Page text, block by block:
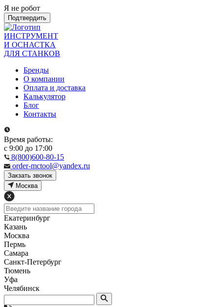
Я не робот
Подтвердить
ИНСТРУМЕНТ
И ОСНАСТКА
ДЛЯ СТАНКОВ
Бренды
О компании
Оплата и доставка
Калькулятор
Блог
Контакты
Время работы:
с 9:00 до 17:00
8(800)600-80-15
order-mctool@yandex.ru
Закзать звонок
Москва
Екатеринбург
Казань
Москва
Пермь
Самара
Санкт-Петербург
Тюмень
Уфа
Челябинск